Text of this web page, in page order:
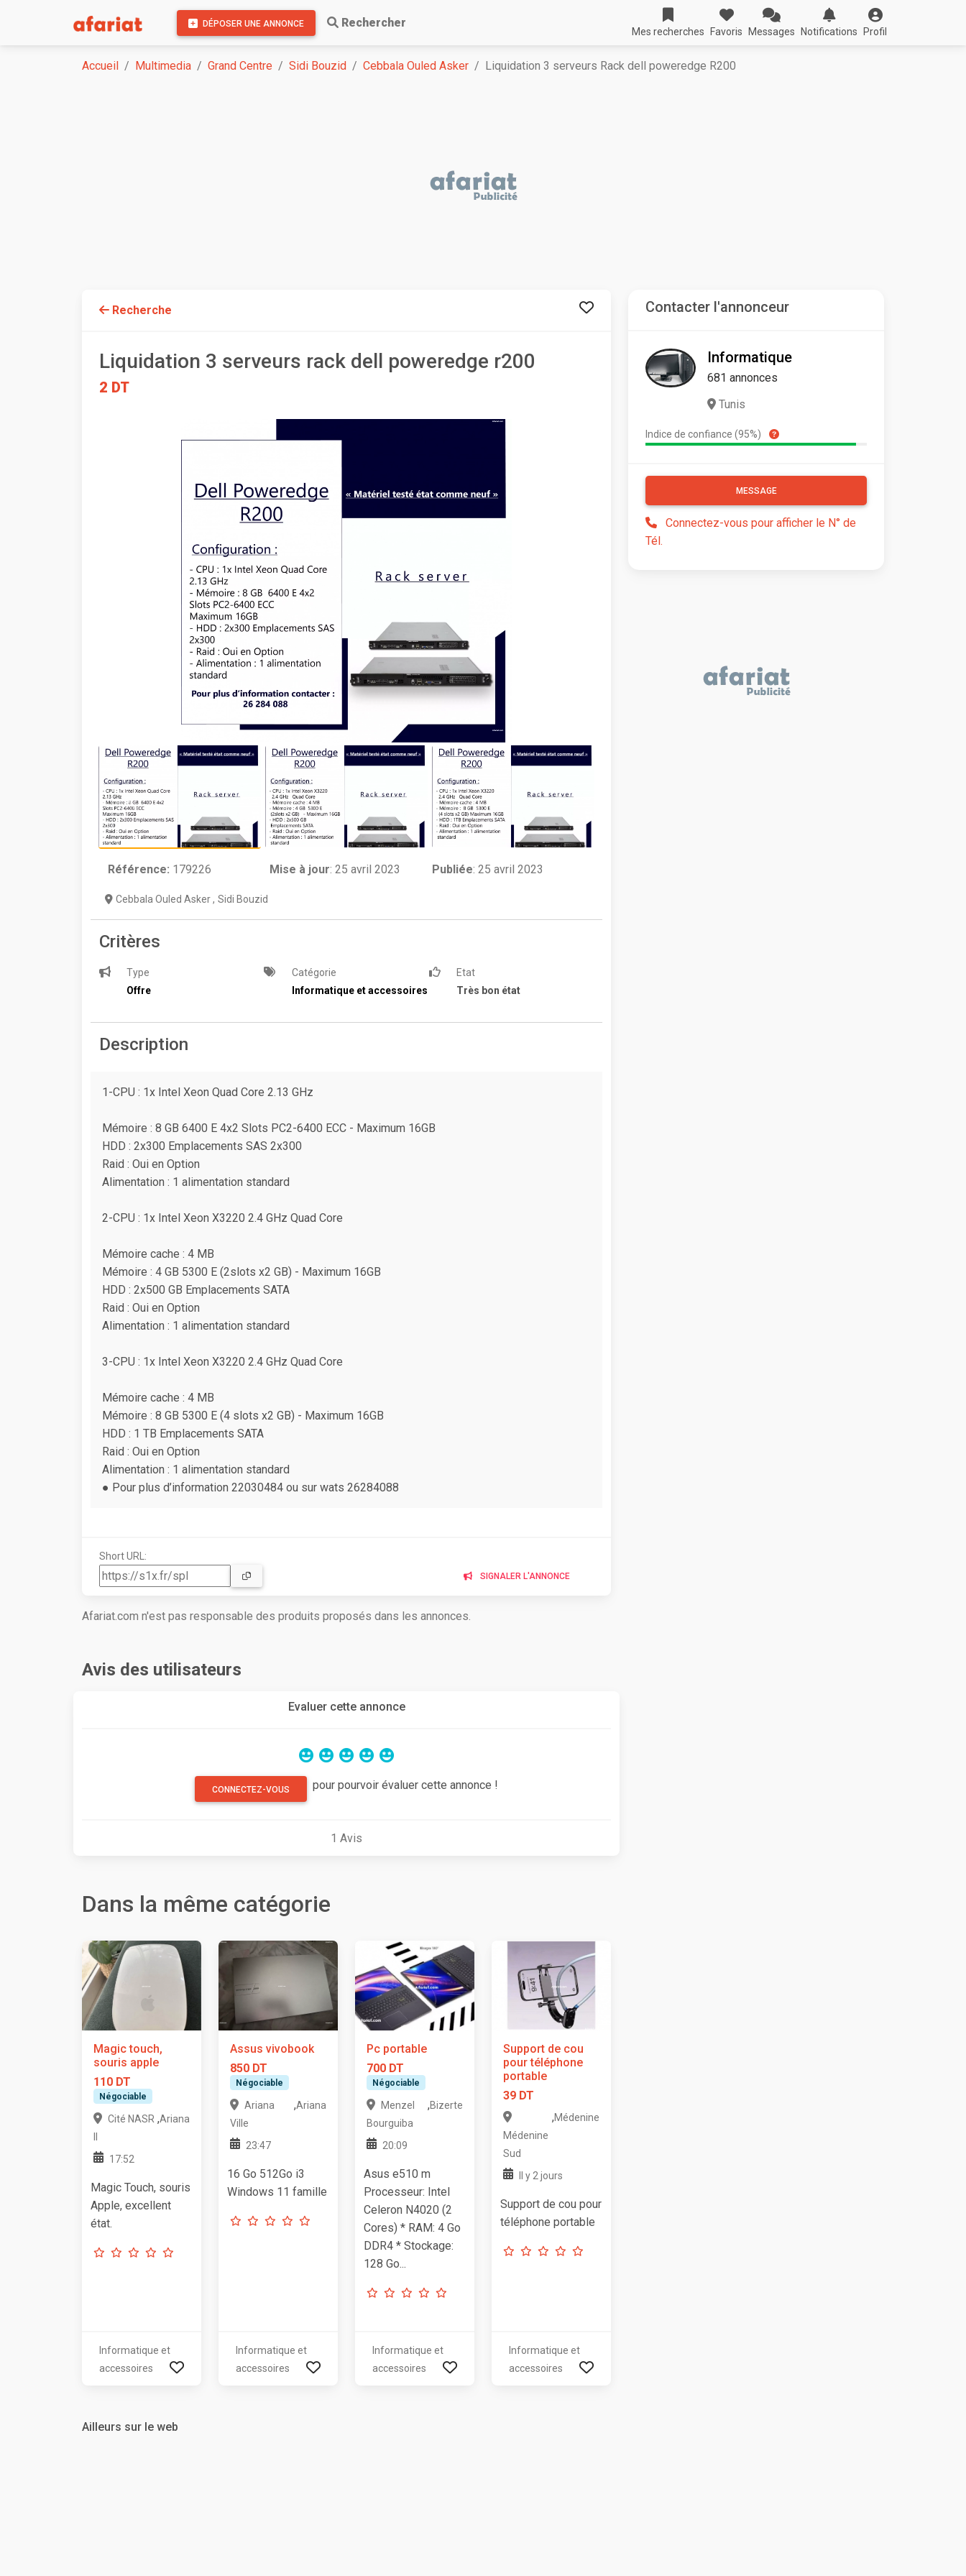
DÉPOSER UNE ANNONCE Rechercher
Mes recherches Favoris Messages Notifications Profil
Accueil Multimedia Grand Centre Sidi Bouzid Cebbala Ouled Asker Liquidation 3 serveurs Rack dell poweredge R200
Recherche
Liquidation 3 serveurs rack dell poweredge r200
2 DT
Référence: 179226 Mise à jour:25 avril 2023 Publiée: 25 avril 2023
Cebbala Ouled Asker, Sidi Bouzid
Critères
Type
Offre
Catégorie
Informatique et accessoires
Etat
Très bon état
Description
1-CPU : 1x Intel Xeon Quad Core 2.13 GHz
Mémoire : 8 GB 6400 E 4x2 Slots PC2-6400 ECC - Maximum 16GB
HDD : 2x300 Emplacements SAS 2x300
Raid : Oui en Option
Alimentation : 1 alimentation standard
2-CPU : 1x Intel Xeon X3220 2.4 GHz Quad Core
Mémoire cache : 4 MB
Mémoire : 4 GB 5300 E (2slots x2 GB) - Maximum 16GB
HDD : 2x500 GB Emplacements SATA
Raid : Oui en Option
Alimentation : 1 alimentation standard
3-CPU : 1x Intel Xeon X3220 2.4 GHz Quad Core
Mémoire cache : 4 MB
Mémoire : 8 GB 5300 E (4 slots x2 GB) - Maximum 16GB
HDD : 1 TB Emplacements SATA
Raid : Oui en Option
Alimentation : 1 alimentation standard
● Pour plus d’information 22030484 ou sur wats 26284088
Short URL:
SIGNALER L'ANNONCE
Afariat.com n'est pas responsable des produits proposés dans les annonces.
Avis des utilisateurs
Evaluer cette annonce
CONNECTEZ-VOUS pour pourvoir évaluer cette annonce !
1 Avis
Dans la même catégorie
Magic touch,
souris apple
110 DT
Négociable
Cité NASR ,Ariana
17:52
Magic Touch, souris
Apple, excellent
état.
Informatique et
accessoires
Assus vivobook
850 DT
Négociable
Ariana
Ville
,Ariana
23:47
16 Go 512Go i3
Windows 11 famille
Informatique et
accessoires
Pc portable
700 DT
Négociable
Menzel
Bourguiba
,Bizerte
20:09
Asus e510 m
Processeur: Intel
Celeron N4020 (2
Cores) * RAM: 4 Go
DDR4 * Stockage:
128 Go...
Informatique et
accessoires
Support de cou
pour téléphone
portable
39 DT
Médenine
Sud
,Médenine
Il y 2 jours
Support de cou pour
téléphone portable
Informatique et
accessoires
Ailleurs sur le web
Contacter l'annonceur
Informatique
681 annonces
Tunis
Indice de confiance (95%)
MESSAGE
Connectez-vous pour afficher le N° de
Tél.